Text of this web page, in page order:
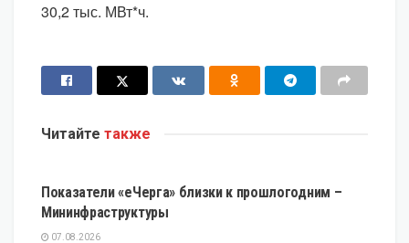
30,2 тыс. МВт*ч.
Читайте также
Показатели «еЧерга» близки к прошлогодним –
Мининфраструктуры
07.08.2026